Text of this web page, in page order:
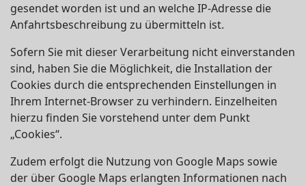
gesendet worden ist und an welche IP-Adresse die
Anfahrtsbeschreibung zu übermitteln ist.
Sofern Sie mit dieser Verarbeitung nicht einverstanden
sind, haben Sie die Möglichkeit, die Installation der
Cookies durch die entsprechenden Einstellungen in
Ihrem Internet-Browser zu verhindern. Einzelheiten
hierzu finden Sie vorstehend unter dem Punkt
„Cookies“.
Zudem erfolgt die Nutzung von Google Maps sowie
der über Google Maps erlangten Informationen nach